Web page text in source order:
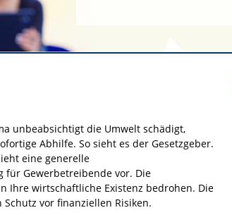
unbeabsichtigt die Umwelt schädigt,
Abhilfe. So sieht es der Gesetzgeber.
eine generelle
für Gewerbetreibende vor. Die
Ihre wirtschaftliche Existenz bedrohen. Die
vor finanziellen Risiken.